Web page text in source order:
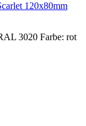
120x80mm
3020 Farbe: rot